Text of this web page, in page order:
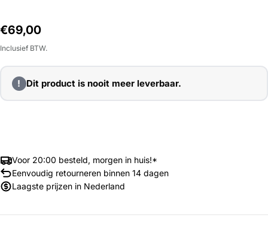
Normale
prijs
€69,00
Inclusief BTW.
! Dit product is nooit meer leverbaar.
Voor 20:00 besteld, morgen in huis!*
Eenvoudig retourneren binnen 14 dagen
Laagste prijzen in Nederland